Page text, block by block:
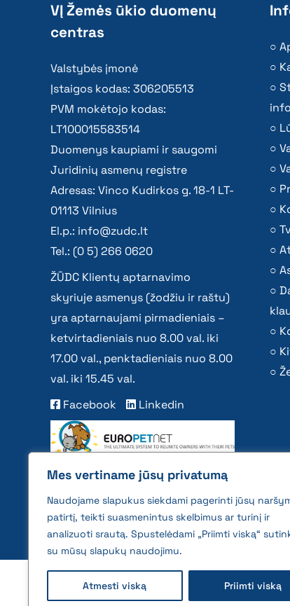
Mes vertiname jūsų privatumą
Naudojame slapukus siekdami pagerinti jūsų
patirtį, teikti suasmenintus skelbimus ar turinį ir
analizuoti srautą. Spustelėdami „Priimti viską“
su mūsų slapukų naudojimu.
Atmesti viską Priimti viską
VĮ Žemės ūkio duomenų
centras
Valstybės įmonė
Įstaigos kodas: 306205513
PVM mokėtojo kodas:
LT100015583514
Duomenys kaupiami ir saugomi
Juridinių asmenų registre
Adresas: Vinco Kudirkos g. 18-1 LT-
01113 Vilnius
El.p.: info@zudc.lt
Tel.: (0 5) 266 0620
ŽŪDC Klientų aptarnavimo
skyriuje asmenys (žodžiu ir raštu)
yra aptarnaujami pirmadieniais –
ketvirtadieniais nuo 8.00 val. iki
17.00 val., penktadieniais nuo 8.00
val. iki 15.45 val.
Facebook
Linkedin
2026 © All rights reserved | VĮ Žemės ūkio